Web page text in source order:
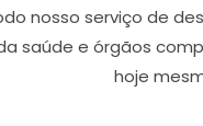
nosso serviço de
saúde e órgãos
hoje